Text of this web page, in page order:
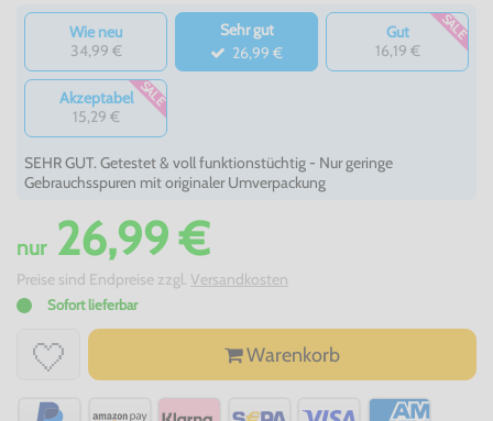
Wie neu
34,99 €
Sehr gut
26,99 €
Gut
16,19 €
SALE
Akzeptabel
15,29 €
SALE
SEHR GUT. Getestet & voll funktionstüchtig - Nur geringe
Gebrauchsspuren mit originaler Umverpackung
nur26,99 €
Preise sind Endpreise zzgl. Versandkosten
Sofort lieferbar
Warenkorb